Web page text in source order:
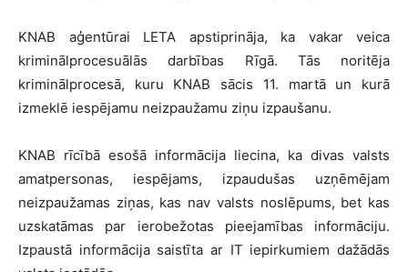
KNAB aģentūrai LETA apstiprināja, ka vakar veica
kriminālprocesuālās darbības Rīgā. Tās noritēja
kriminālprocesā, kuru KNAB sācis 11. martā un kurā
izmeklē iespējamu neizpaužamu ziņu izpaušanu.
KNAB rīcībā esošā informācija liecina, ka divas valsts
amatpersonas, iespējams, izpaudušas uzņēmējam
neizpaužamas ziņas, kas nav valsts noslēpums, bet kas
uzskatāmas par ierobežotas pieejamības informāciju.
Izpaustā informācija saistīta ar IT iepirkumiem dažādās